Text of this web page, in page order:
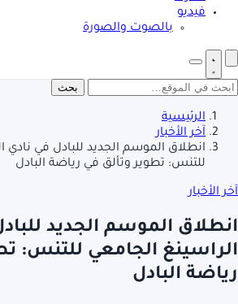
فيديو
بالصوت والصورة
بحث
الرئيسية
آخر الأخبار
انطلاق الموسم الجديد للبادل في نادي
للتنس: تطوير وتألق في رياضة البادل
آخر الأخبار
انطلاق الموسم الجديد
الراسينغ الجامعي للتنس:
رياضة البادل